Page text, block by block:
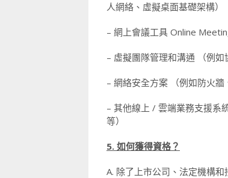
人網絡、虛擬桌面基礎架構）
– 網上會議工具 Online
– 虛擬團隊管理和溝通 （例如
– 網絡安全方案 （例如防火牆
– 其他線上 / 雲端業務支援系
等）
5. 如何獲得資格？
A. 除了上市公司、法定機構